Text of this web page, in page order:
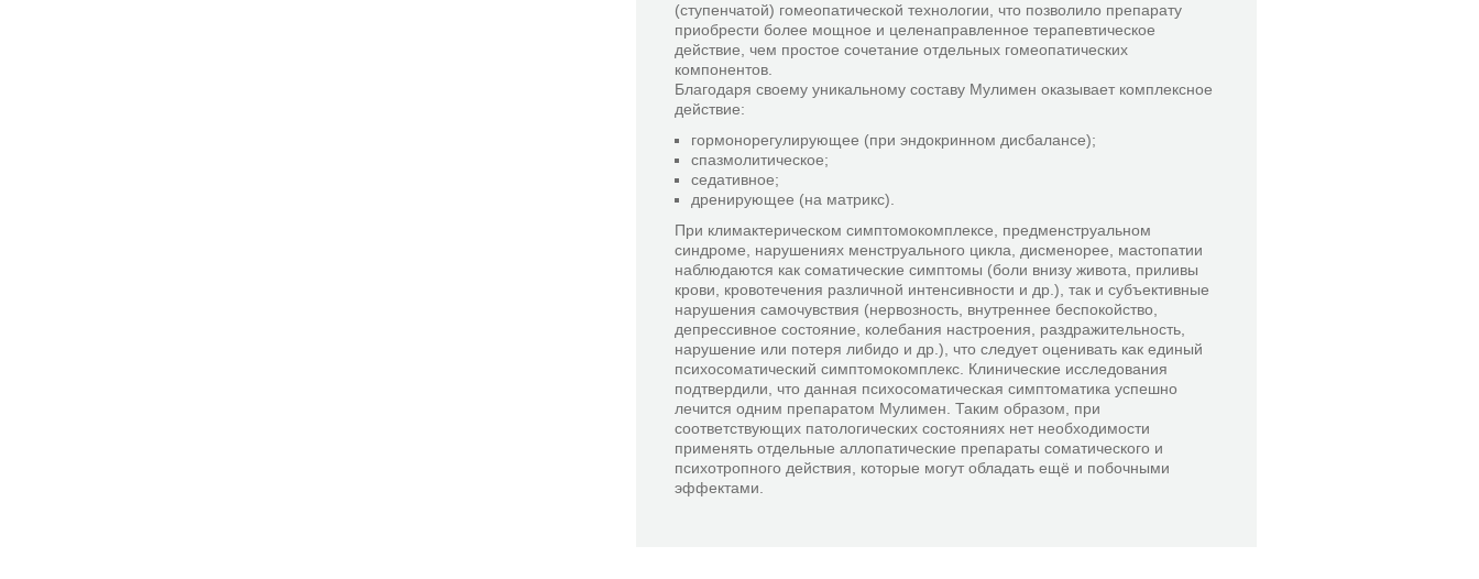
(ступенчатой) гомеопатической технологии, что позволило препарату
приобрести более мощное и целенаправленное терапевтическое
действие, чем простое сочетание отдельных гомеопатических
компонентов.
Благодаря своему уникальному составу Мулимен оказывает комплексное
действие:
гормонорегулирующее (при эндокринном дисбалансе);
спазмолитическое;
седативное;
дренирующее (на матрикс).
При климактерическом симптомокомплексе, предменструальном
синдроме, нарушениях менструального цикла, дисменорее, мастопатии
наблюдаются как соматические симптомы (боли внизу живота, приливы
крови, кровотечения различной интенсивности и др.), так и субъективные
нарушения самочувствия (нервозность, внутреннее беспокойство,
депрессивное состояние, колебания настроения, раздражительность,
нарушение или потеря либидо и др.), что следует оценивать как единый
психосоматический симптомокомплекс. Клинические исследования
подтвердили, что данная психосоматическая симптоматика успешно
лечится одним препаратом Мулимен. Таким образом, при
соответствующих патологических состояниях нет необходимости
применять отдельные аллопатические препараты соматического и
психотропного действия, которые могут обладать ещё и побочными
эффектами.